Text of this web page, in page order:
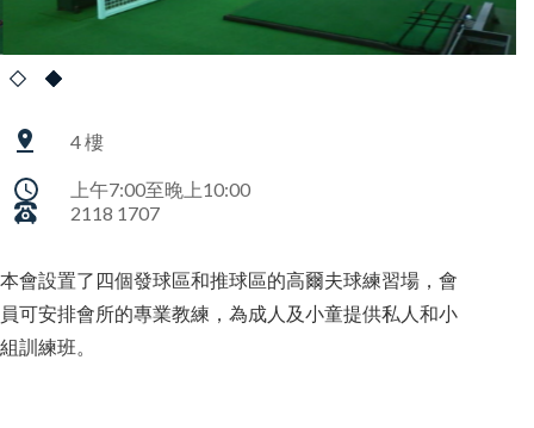
4 樓
上午7:00至晚上10:00
2118 1707
本會設置了四個發球區和推球區的高爾夫球練習場，會
員可安排會所的專業教練，為成人及小童提供私人和小
組訓練班。